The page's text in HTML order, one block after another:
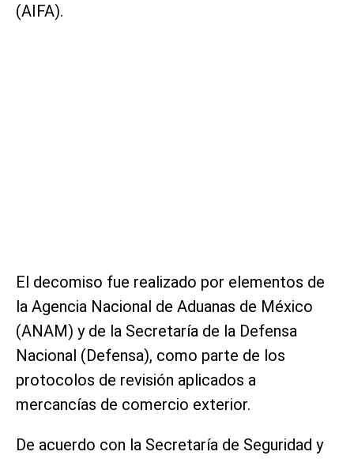
(AIFA).
El decomiso fue realizado por elementos de
la Agencia Nacional de Aduanas de México
(ANAM) y de la Secretaría de la Defensa
Nacional (Defensa), como parte de los
protocolos de revisión aplicados a
mercancías de comercio exterior.
De acuerdo con la Secretaría de Seguridad y